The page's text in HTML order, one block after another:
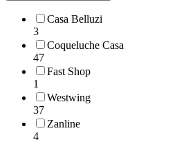
Casa Belluzi
3
Coqueluche Casa
47
Fast Shop
1
Westwing
37
Zanline
4